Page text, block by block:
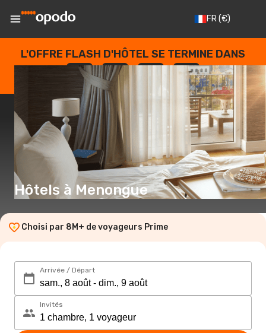
FR(€)
L'OFFRE FLASH D'HÔTEL SE TERMINE DANS
--
JOURS
: --
HEURES
: --
SECONDES
Hôtels à Menongue
Choisi par 8M+ de voyageurs Prime
Arrivée / Départ
Invités